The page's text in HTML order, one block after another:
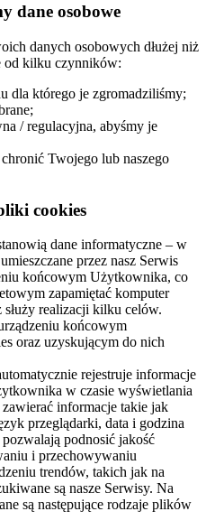
dane osobowe
danych osobowych dłużej niż
od kilku czynników:
dla którego je zgromadziliśmy;
/ regulacyjna, abyśmy je
Twojego lub naszego
cookies
dane informatyczne – w
przez nasz Serwis
końcowym Użytkownika, co
zapamiętać komputer
realizacji kilku celów.
końcowym
oraz uzyskującym do nich
rejestruje informacje
w czasie wyświetlania
informacje takie jak
przeglądarki, data i godzina
podnosić jakość
i przechowywaniu
trendów, takich jak na
są nasze Serwisy. Na
są następujące rodzaje plików